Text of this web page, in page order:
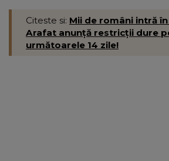
Citeste si: Mii de români intră
Arafat anunță restricții dure
următoarele 14 zile!